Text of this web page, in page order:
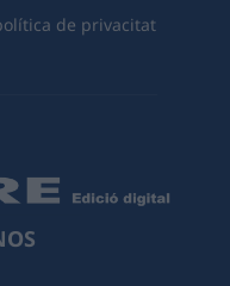
de privacitat